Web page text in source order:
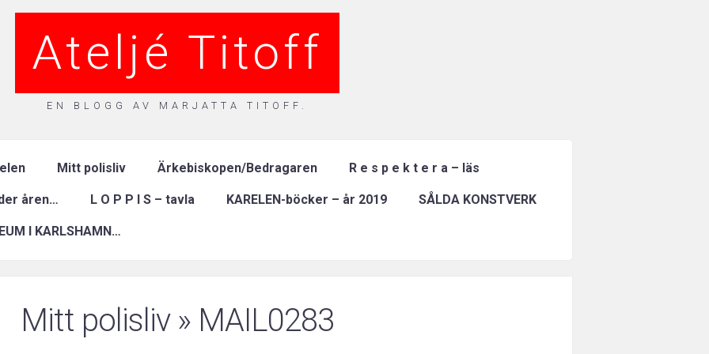
Ateljé Titoff
EN BLOGG AV MARJATTA TITOFF.
Mitt polisliv Ärkebiskopen/Bedragaren R e s p e k t e r a – läs
åren… L O P P I S – tavla KARELEN-böcker – år 2019 SÅLDA KONSTVERK
I KARLSHAMN…
Mitt polisliv» MAIL0283